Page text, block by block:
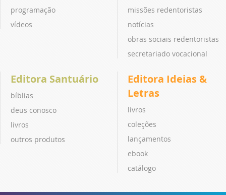
programação
vídeos
missões redentoristas
notícias
obras sociais redentoristas
secretariado vocacional
Editora Santuário
bíblias
deus conosco
livros
outros produtos
Editora Ideias &
Letras
livros
coleções
lançamentos
ebook
catálogo